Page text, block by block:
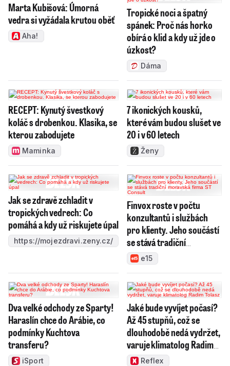
Marta Kubišová: Úmorná
vedra si vyžádala krutou oběť
Aha!
Tropické noci a špatný
spánek: Proč nás horko
obírá o klid a kdy už jde o
úzkost?
Dáma
RECEPT: Kynutý švestkový
koláč s drobenkou. Klasika, se
kterou zabodujete
Maminka
7 ikonických kousků,
které vám budou slušet ve
20 i v 60 letech
Ženy
Jak se zdravě zchladit v
tropických vedrech: Co
pomáhá a kdy už riskujete úpal
https://mojezdravi.zeny.cz/
Finvox roste v počtu
konzultantů i službách
pro klienty. Jeho součástí
se stává tradiční
moravská firma ST
Consult
e15
Dva velké odchody ze Sparty!
Haraslín chce do Arábie, co
podmínky Kuchtova
transferu?
iSport
Jaké bude vyvíjet počasí?
Až 45 stupňů, což se
dlouhodobě nedá vydržet,
varuje klimatolog Radim
TolaszReflex